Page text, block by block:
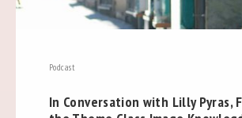
Podcast
In Conversation with Lilly Pyras,